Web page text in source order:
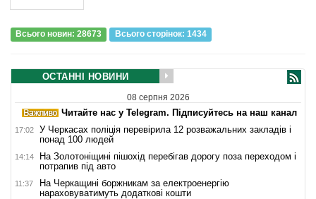
Всього новин: 28673 Всього сторiнок: 1434
ОСТАННІ НОВИНИ
08 серпня 2026
Читайте нас у Telegram. Підписуйтесь на наш канал
17:02
У Черкасах поліція перевірила 12 розважальних закладів і
понад 100 людей
14:14
На Золотоніщині пішохід перебігав дорогу поза переходом і
потрапив під авто
11:37
На Черкащині боржникам за електроенергію
нараховуватимуть додаткові кошти